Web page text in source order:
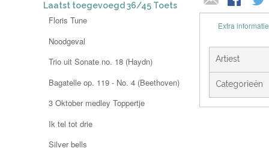
Extra informatie
Artiest
Categorieën
Laatst toegevoegd 36/45 Toets
Floris Tune
Noodgeval
Trio uit Sonate no. 18 (Haydn)
Bagatelle op. 119 - No. 4 (Beethoven)
3 Oktober medley Toppertje
Ik tel tot drie
Silver bells